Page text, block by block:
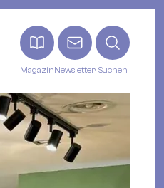
MagazinNewsletter Suchen